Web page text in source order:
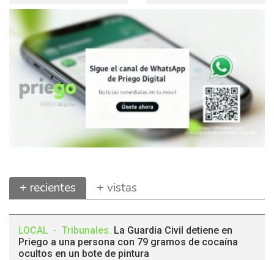
+ recientes + vistas
LOCAL - Tribunales. La Guardia Civil detiene en
Priego a una persona con 79 gramos de cocaína
ocultos en un bote de pintura